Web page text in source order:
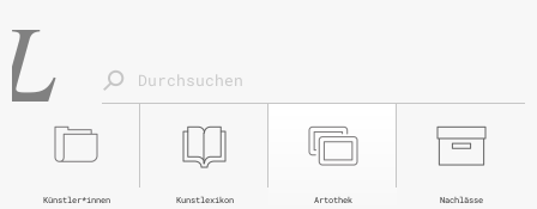
Nachlässe
Artothek
Kunstlexikon
Künstler*innen